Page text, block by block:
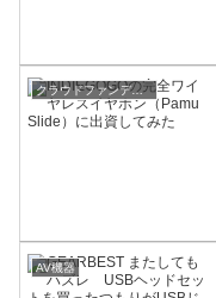
クラウドファンディング
AV機器